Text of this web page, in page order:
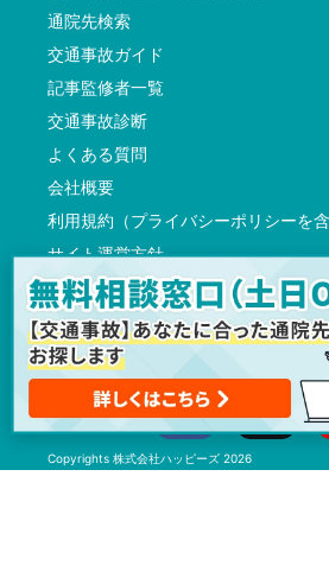
通院先検索
交通事故ガイド
記事監修者一覧
交通事故診断
よくある質問
会社概要
利用規約（プライバシーポリシーを含
サイト運営方針
反社会的勢力に対する基本方針
交通事故病院サーチに掲載希望の
Copyrights 株式会社ハッピーズ 2026